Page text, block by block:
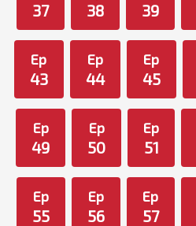
37 38 39
Ep
43
Ep
44
Ep
45
Ep
49
Ep
50
Ep
51
Ep
55
Ep
56
Ep
57